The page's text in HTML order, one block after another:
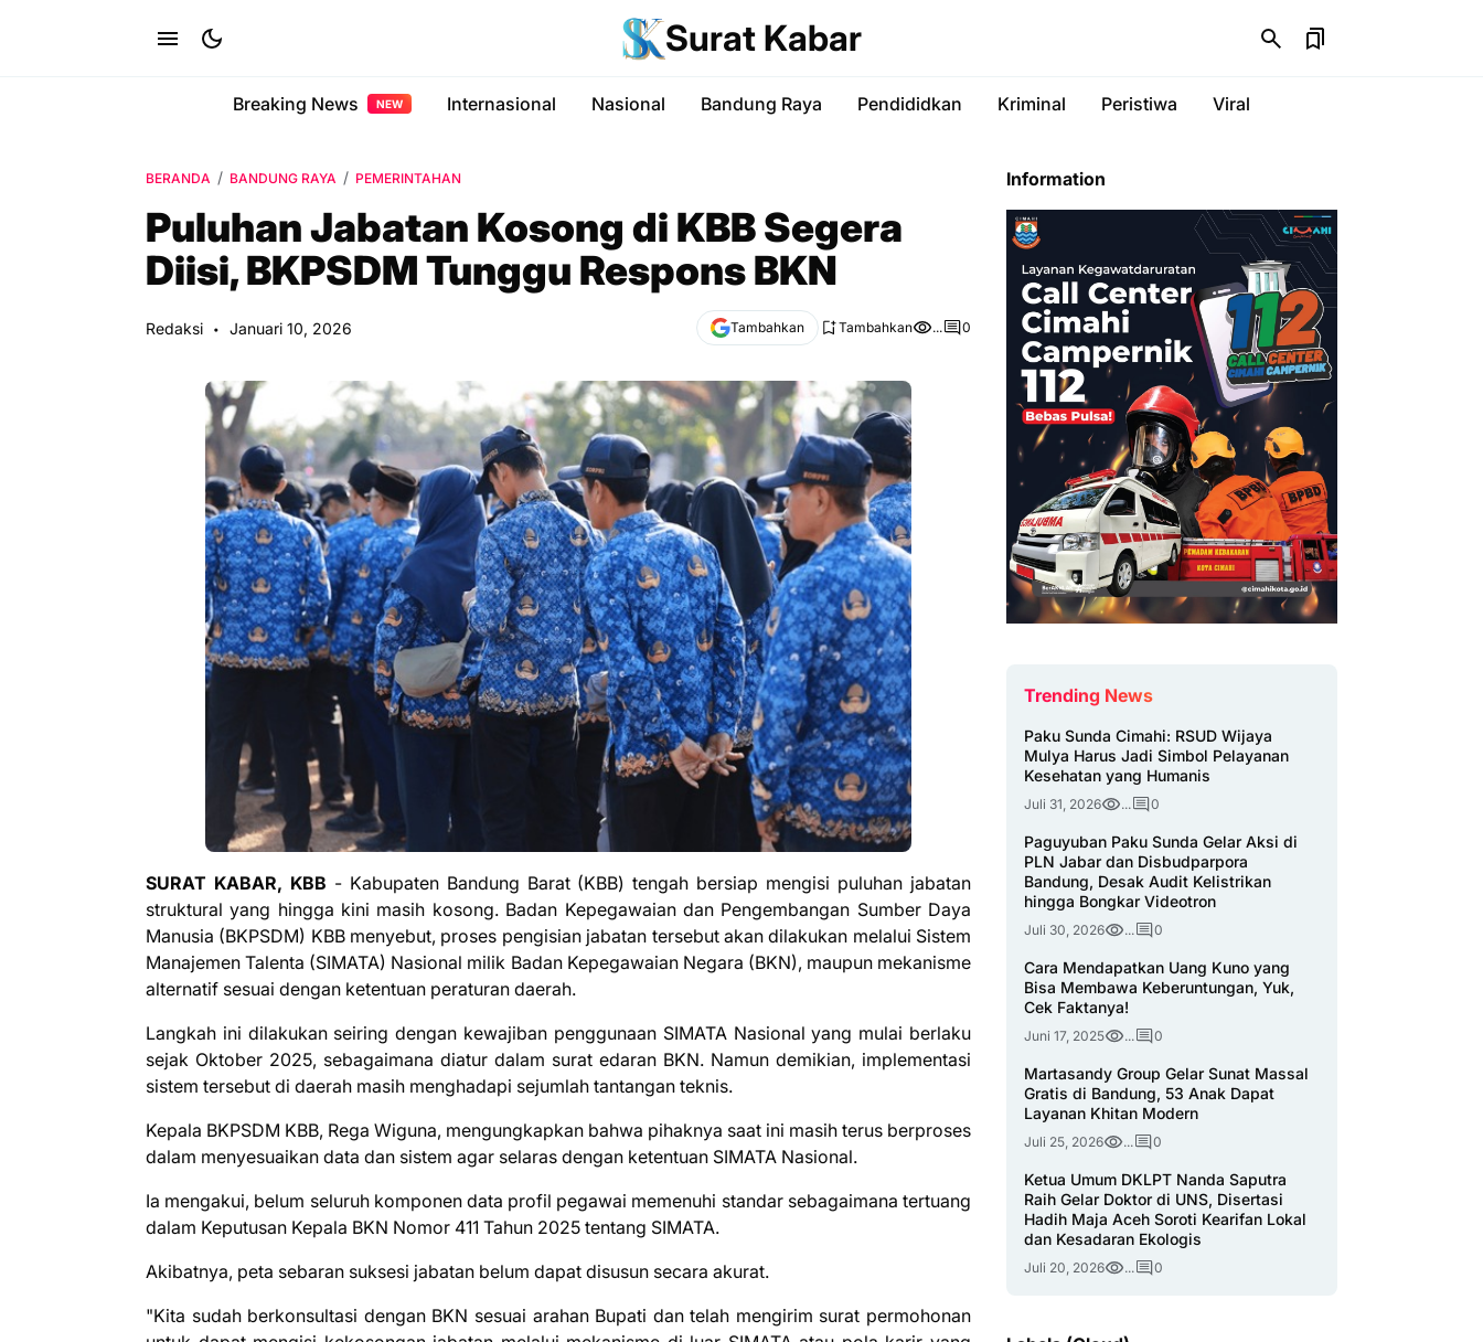
Surat Kabar
Breaking News NEW Internasional Nasional Bandung Raya Pendididkan Kriminal Peristiwa Viral
BERANDA BANDUNG RAYA PEMERINTAHAN
Puluhan Jabatan Kosong di KBB Segera
Diisi, BKPSDM Tunggu Respons BKN
Redaksi Januari 10, 2026 Tambahkan Tambahkan ... 0
SURAT KABAR, KBB - Kabupaten Bandung Barat (KBB) tengah bersiap mengisi puluhan jabatan
struktural yang hingga kini masih kosong. Badan Kepegawaian dan Pengembangan Sumber Daya
Manusia (BKPSDM) KBB menyebut, proses pengisian jabatan tersebut akan dilakukan melalui Sistem
Manajemen Talenta (SIMATA) Nasional milik Badan Kepegawaian Negara (BKN), maupun mekanisme
alternatif sesuai dengan ketentuan peraturan daerah.
Langkah ini dilakukan seiring dengan kewajiban penggunaan SIMATA Nasional yang mulai berlaku
sejak Oktober 2025, sebagaimana diatur dalam surat edaran BKN. Namun demikian, implementasi
sistem tersebut di daerah masih menghadapi sejumlah tantangan teknis.
Kepala BKPSDM KBB, Rega Wiguna, mengungkapkan bahwa pihaknya saat ini masih terus berproses
dalam menyesuaikan data dan sistem agar selaras dengan ketentuan SIMATA Nasional.
Ia mengakui, belum seluruh komponen data profil pegawai memenuhi standar sebagaimana tertuang
dalam Keputusan Kepala BKN Nomor 411 Tahun 2025 tentang SIMATA.
Akibatnya, peta sebaran suksesi jabatan belum dapat disusun secara akurat.
"Kita sudah berkonsultasi dengan BKN sesuai arahan Bupati dan telah mengirim surat permohonan
Information
Trending News
Paku Sunda Cimahi: RSUD Wijaya
Mulya Harus Jadi Simbol Pelayanan
Kesehatan yang Humanis
Juli 31, 2026 ... 0
Paguyuban Paku Sunda Gelar Aksi di
PLN Jabar dan Disbudparpora
Bandung, Desak Audit Kelistrikan
hingga Bongkar Videotron
Juli 30, 2026 ... 0
Cara Mendapatkan Uang Kuno yang
Bisa Membawa Keberuntungan, Yuk,
Cek Faktanya!
Juni 17, 2025 ... 0
Martasandy Group Gelar Sunat Massal
Gratis di Bandung, 53 Anak Dapat
Layanan Khitan Modern
Juli 25, 2026 ... 0
Ketua Umum DKLPT Nanda Saputra
Raih Gelar Doktor di UNS, Disertasi
Hadih Maja Aceh Soroti Kearifan Lokal
dan Kesadaran Ekologis
Juli 20, 2026 ... 0